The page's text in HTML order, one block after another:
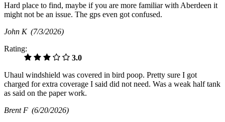
Hard place to find, maybe if you are more familiar with Aberdeen it
might not be an issue. The gps even got confused.
John K (7/3/2026)
Rating:
3.0
Uhaul windshield was covered in bird poop. Pretty sure I got
charged for extra coverage I said did not need. Was a weak half tank
as said on the paper work.
Brent F (6/20/2026)